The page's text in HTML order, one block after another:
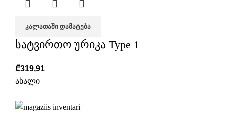
ᲙᲐᲚᲐᲗᲐᲨᲘ ᲓᲐᲛᲐᲢᲔᲑᲐ
სატვირთო ურიკა Type 1
₾319,91
ახალი